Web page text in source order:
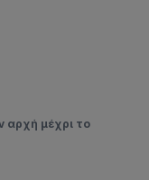
αρχή μέχρι το